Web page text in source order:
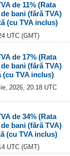
de 11% (Rata
bani (fără TVA)
(cu TVA inclus)
UTC (GMT)
de 17% (Rata
bani (fără TVA)
(cu TVA inclus)
2026, 20:18 UTC
de 34% (Rata
bani (fără TVA)
(cu TVA inclus)
UTC (GMT)